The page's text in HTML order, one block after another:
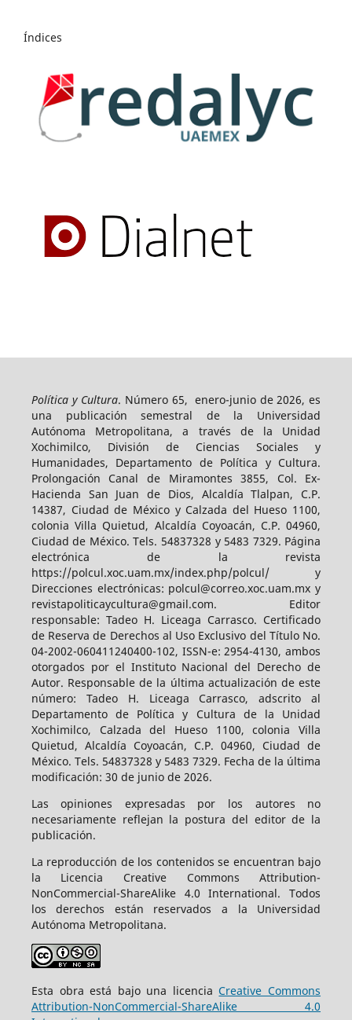
Índices
Política y Cultura. Número 65, enero-junio de 2026, es
una publicación semestral de la Universidad
Autónoma Metropolitana, a través de la Unidad
Xochimilco, División de Ciencias Sociales y
Humanidades, Departamento de Política y Cultura.
Prolongación Canal de Miramontes 3855, Col. Ex-
Hacienda San Juan de Dios, Alcaldía Tlalpan, C.P.
14387, Ciudad de México y Calzada del Hueso 1100,
colonia Villa Quietud, Alcaldía Coyoacán, C.P. 04960,
Ciudad de México. Tels. 54837328 y 5483 7329. Página
electrónica de la revista
https://polcul.xoc.uam.mx/index.php/polcul/ y
Direcciones electrónicas: polcul@correo.xoc.uam.mx y
revistapoliticaycultura@gmail.com. Editor
responsable: Tadeo H. Liceaga Carrasco. Certificado
de Reserva de Derechos al Uso Exclusivo del Título No.
04-2002-060411240400-102, ISSN-e: 2954-4130, ambos
otorgados por el Instituto Nacional del Derecho de
Autor. Responsable de la última actualización de este
número: Tadeo H. Liceaga Carrasco, adscrito al
Departamento de Política y Cultura de la Unidad
Xochimilco, Calzada del Hueso 1100, colonia Villa
Quietud, Alcaldía Coyoacán, C.P. 04960, Ciudad de
México. Tels. 54837328 y 5483 7329. Fecha de la última
modificación: 30 de junio de 2026.
Las opiniones expresadas por los autores no
necesariamente reflejan la postura del editor de la
publicación.
La reproducción de los contenidos se encuentran bajo
la Licencia Creative Commons Attribution-
NonCommercial-ShareAlike 4.0 International. Todos
los derechos están reservados a la Universidad
Autónoma Metropolitana.
Esta obra está bajo una licenciaCreative Commons
Attribution-NonCommercial-ShareAlike 4.0